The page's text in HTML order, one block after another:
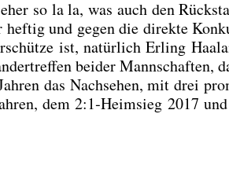
so la la, was auch den
und gegen die direk­te
ist, natür­lich Erling
bei­der Mann­schaf­ten,
das Nach­se­hen, mit drei
dem 2:1‑Heimsieg 2017